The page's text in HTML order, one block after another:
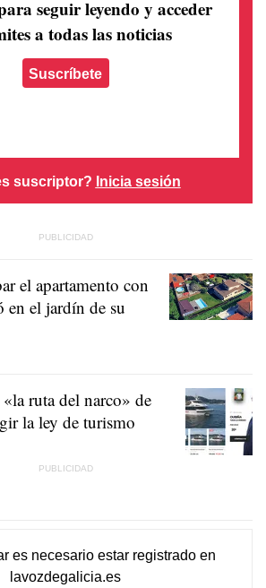
seguir leyendo y acceder
a todas las noticias
Suscríbete
suscriptor? Inicia sesión
el apartamento con
en el jardín de su
ruta del narco» de
la ley de turismo
es necesario estar registradoen
lavozdegalicia.es